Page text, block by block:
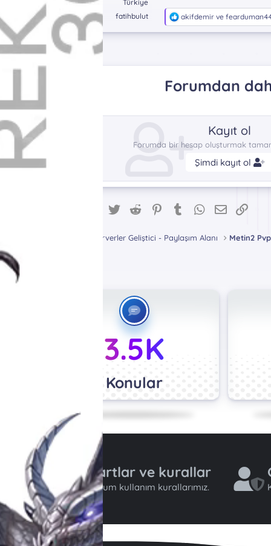
Türkiye
Dc
fatihbulut
T
e
p
r
:
akifdemir ve
Forumdan
Kayıt ol
Forumda bir hesap oluşturmak
Şimdi kayıt ol
Facebook
Twitter Reddit PinterestTumblrWhatsApp
E-posta
Metin2 Pvp Serverler Geliştici - Paylaşım Alanı Metin2
3.5K
Konular
Şartlar ve kurallar
Forum kullanım kurallarımız.